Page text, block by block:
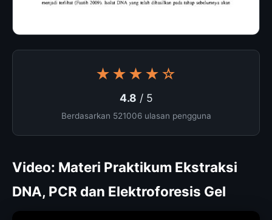
★★★★☆
4.8 / 5
Berdasarkan 521006 ulasan pengguna
Video: Materi Praktikum Ekstraksi
DNA, PCR dan Elektroforesis Gel